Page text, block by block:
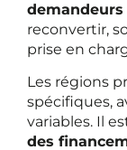
demandeurs
reconvertir,
prise en
Les régions
spécifiques,
variables. Il
des